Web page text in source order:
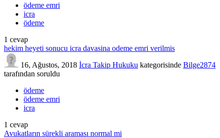
ödeme emri
icra
ödeme
1 cevap
hekim heyeti sonucu icra davasina odeme emri verilmis
16, Ağustos, 2018 İcra Takip Hukuku kategorisinde Bilge2874
tarafından soruldu
ödeme
ödeme emri
icra
1 cevap
Avukatların sürekli araması normal mi